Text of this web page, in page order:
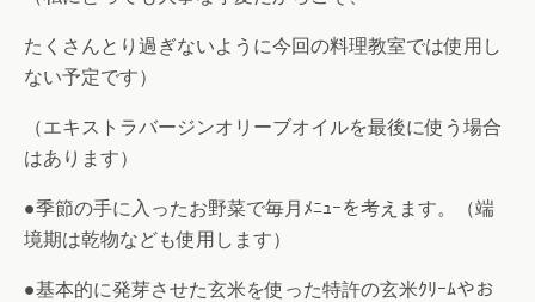
たくさんとり過ぎないように今回の料理教室では使用し
ない予定です）
（エキストラバージンオリーブオイルを最後に使う場合
はあります）
●季節の手に入ったお野菜で毎月ﾒﾆｭｰを考えます。（端
境期は乾物なども使用します）
●基本的に発芽させた玄米を使った特許の玄米ｸﾘｰﾑやお